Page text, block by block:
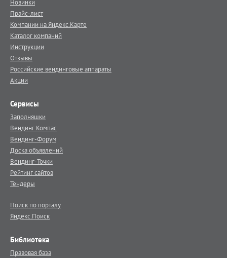
Прайс-лист
Компании на Яндекс.Карте
Каталог компаний
Инструкции
Отзывы
Российские вендинговые аппараты
Акции
Сервисы
Заполняшки
Вендинг.Компас
Вендинг-Форум
Доска объявлений
Вендинг-Точки
Рейтинг сайтов
Тендеры
Поиск по порталу
Яндекс.Поиск
Библиотека
Правовая база